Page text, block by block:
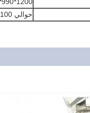
حوالي 1100 كجم